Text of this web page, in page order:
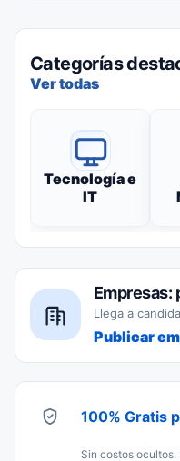
Categorías
Ver todas
Tecnología e
IT
Empresas:
Llega a
Publicar
100% Gratis
Sin costos